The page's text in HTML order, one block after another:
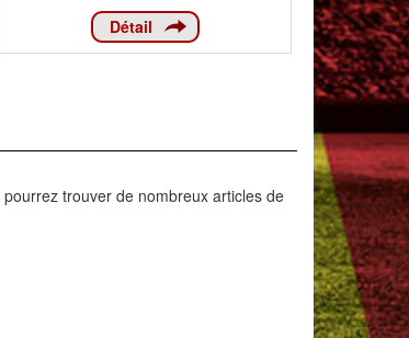
Détail
trouver de nombreux articles de